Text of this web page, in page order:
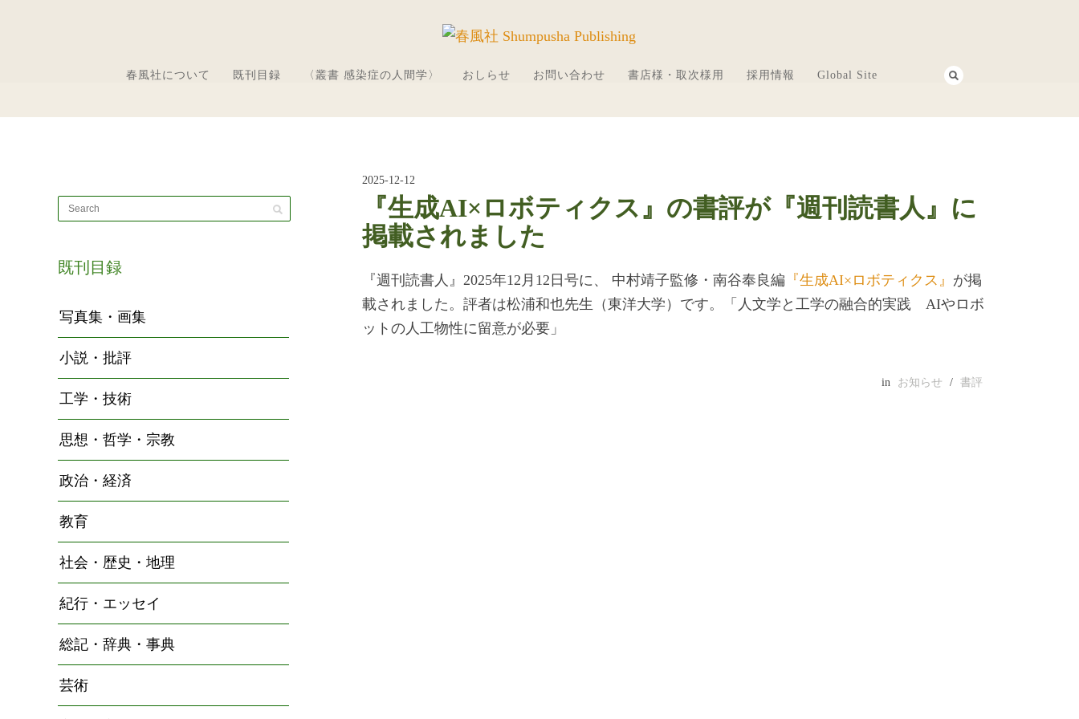
春風社について 既刊目録 〈叢書 感染症の人間学〉 おしらせ お問い合わせ 書店様・取次様用 採用情報 Global Site
2025-12-12
『生成AI×ロボティクス』の書評が『週刊読書人』に
掲載されました
『週刊読書人』2025年12月12日号に、 中村靖子監修・南谷奉良編 『生成AI×ロボティクス』 が掲
載されました。評者は松浦和也先生（東洋大学）です。「人文学と工学の融合的実践 AIやロボ
ットの人工物性に留意が必要」
in お知らせ / 書評
既刊目録
写真集・画集
小説・批評
工学・技術
思想・哲学・宗教
政治・経済
教育
社会・歴史・地理
紀行・エッセイ
総記・辞典・事典
芸術